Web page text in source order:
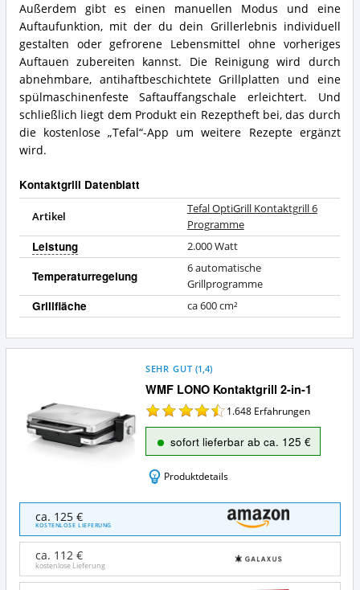
Außerdem gibt es einen manuellen Modus und eine
Auftaufunktion, mit der du dein Grillerlebnis individuell
gestalten oder gefrorene Lebensmittel ohne vorheriges
Auftauen zubereiten kannst. Die Reinigung wird durch
abnehmbare, antihaftbeschichtete Grillplatten und eine
spülmaschinenfeste Saftauffangschale erleichtert. Und
schließlich liegt dem Produkt ein Rezeptheft bei, das durch
die kostenlose „Tefal“-App um weitere Rezepte ergänzt
wird.
Kontaktgrill Datenblatt
Artikel
Tefal OptiGrill Kontaktgrill 6
Programme
Leistung 2.000 Watt
Temperaturregelung
6 automatische
Grillprogramme
Grillfläche ca 600 cm²
WMF LONO Kontaktgrill 2-in-1
SEHR GUT (1,4)
1.648 Erfahrungen
sofort lieferbar ab ca. 125 €
Produktdetails
LONO
Kontaktgrill
1
ca. 125 €
KOSTENLOSE LIEFERUNG
ca. 112 €
kostenlose Lieferung